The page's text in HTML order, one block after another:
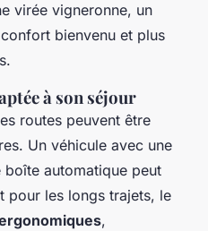
virée vigneronne, un
bienvenu et plus
à son séjour
routes peuvent être
Un véhicule avec une
automatique peut
pour les longs trajets, le
,